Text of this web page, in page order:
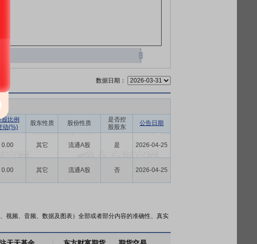
数据日期：
股比例
动(%)
股东性质 股份性质
是否控
股股东
公告日期
0.00 其它 流通A股 是 2026-04-25
0.00 其它 流通A股 否 2026-04-25
视频、音频、数据及图表）全部或者部分内容的准确性、真实